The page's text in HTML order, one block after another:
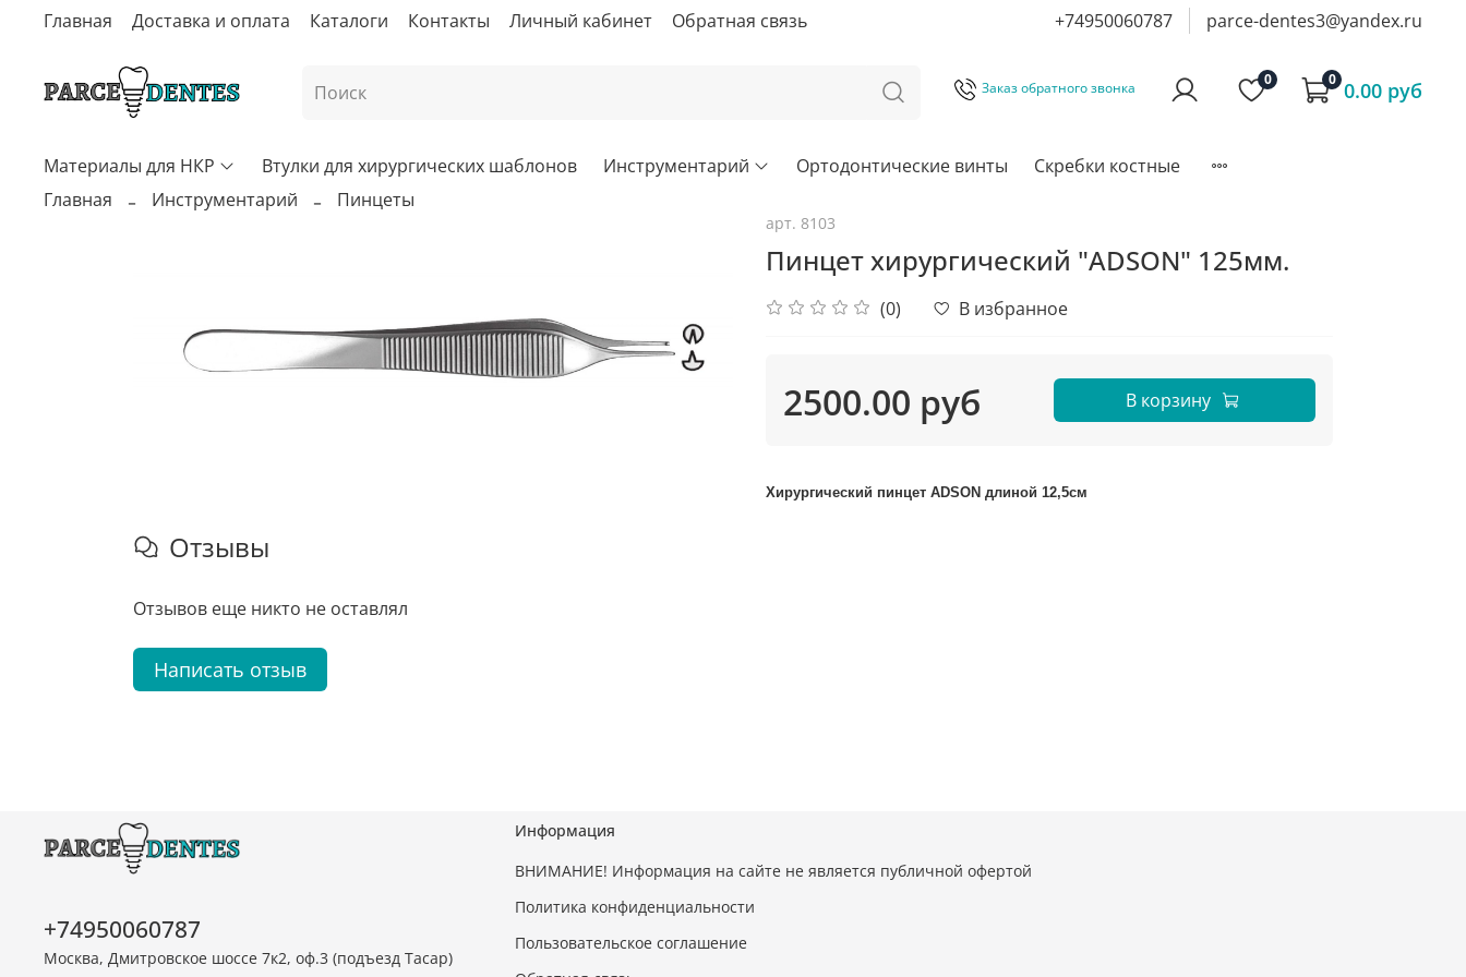
Главная Доставка и оплата Каталоги Контакты Личный кабинет Обратная связь +74950060787 parce-dentes3@yandex.ru
Заказ обратного звонка 0 0 0.00 руб
Материалы для НКР Втулки для хирургических шаблонов Инструментарий Ортодонтические винты
Скребки костные
Главная
Инструментарий Пинцеты
арт. 8103
Пинцет хирургический "ADSON" 125мм.
(0) В избранное
2500.00 руб В корзину
Хирургический пинцет ADSON длиной 12,5см
Отзывы
Отзывов еще никто не оставлял
Написать отзыв
Информация
ВНИМАНИЕ! Информация на сайте не является публичной офертой
Политика конфиденциальности
Пользовательское соглашение
+74950060787
Москва, Дмитровское шоссе 7к2, оф.3 (подъезд Тасар)